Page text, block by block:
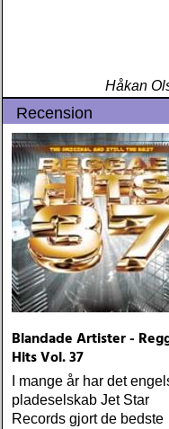
Håkan
Recension
Blandade Artister -
Hits Vol. 37
I mange år har det
pladeselskab Jet Star
Records gjort de bedste